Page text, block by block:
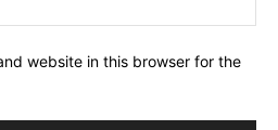
website in this browser for the